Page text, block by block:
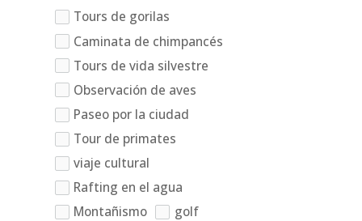
Tours de gorilas
Caminata de chimpancés
Tours de vida silvestre
Observación de aves
Paseo por la ciudad
Tour de primates
viaje cultural
Rafting en el agua
Montañismo
golf